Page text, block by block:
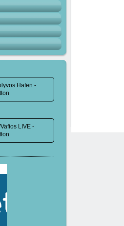
Hafen -
LIVE -